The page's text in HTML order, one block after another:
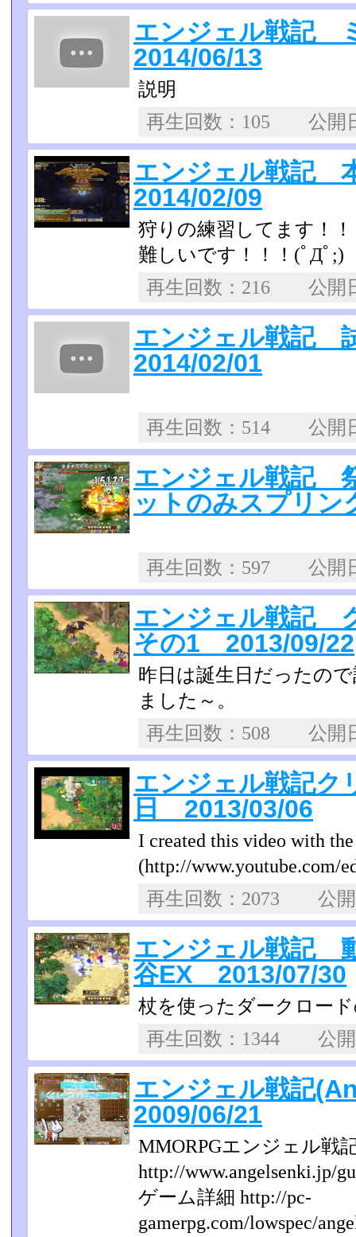
エンジェル戦記
2014/06/13
説明
再生回数：105 公
エンジェル戦記
2014/02/09
狩りの練習してます！
難しいです！！！(ﾟДﾟ;)
再生回数：216 公
エンジェル戦記
2014/02/01
再生回数：514 公
エンジェル戦記
ットのみスプリ
再生回数：597 公
エンジェル戦
その1 2013/09/22
昨日は誕生日だったの
ました～。
再生回数：508 公
エンジェル戦記
日 2013/03/06
I created this video with
(http://www.youtube.com/
再生回数：2073
エンジェル戦記
谷EX 2013/07/30
杖を使ったダークロー
再生回数：1344
エンジェル戦記
2009/06/21
MMORPGエンジェル戦
http://www.angelsenki.jp/
ゲーム詳細 http://pc-
gamerpg.com/lowspec/